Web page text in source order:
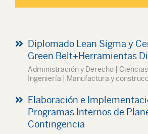
Diplomado Lean Sigma y
Green Belt+Herramientas
Administración y Derecho | Ciencias
Ingeniería | Manufactura y
Elaboración e
Programas Internos de
Contingencia